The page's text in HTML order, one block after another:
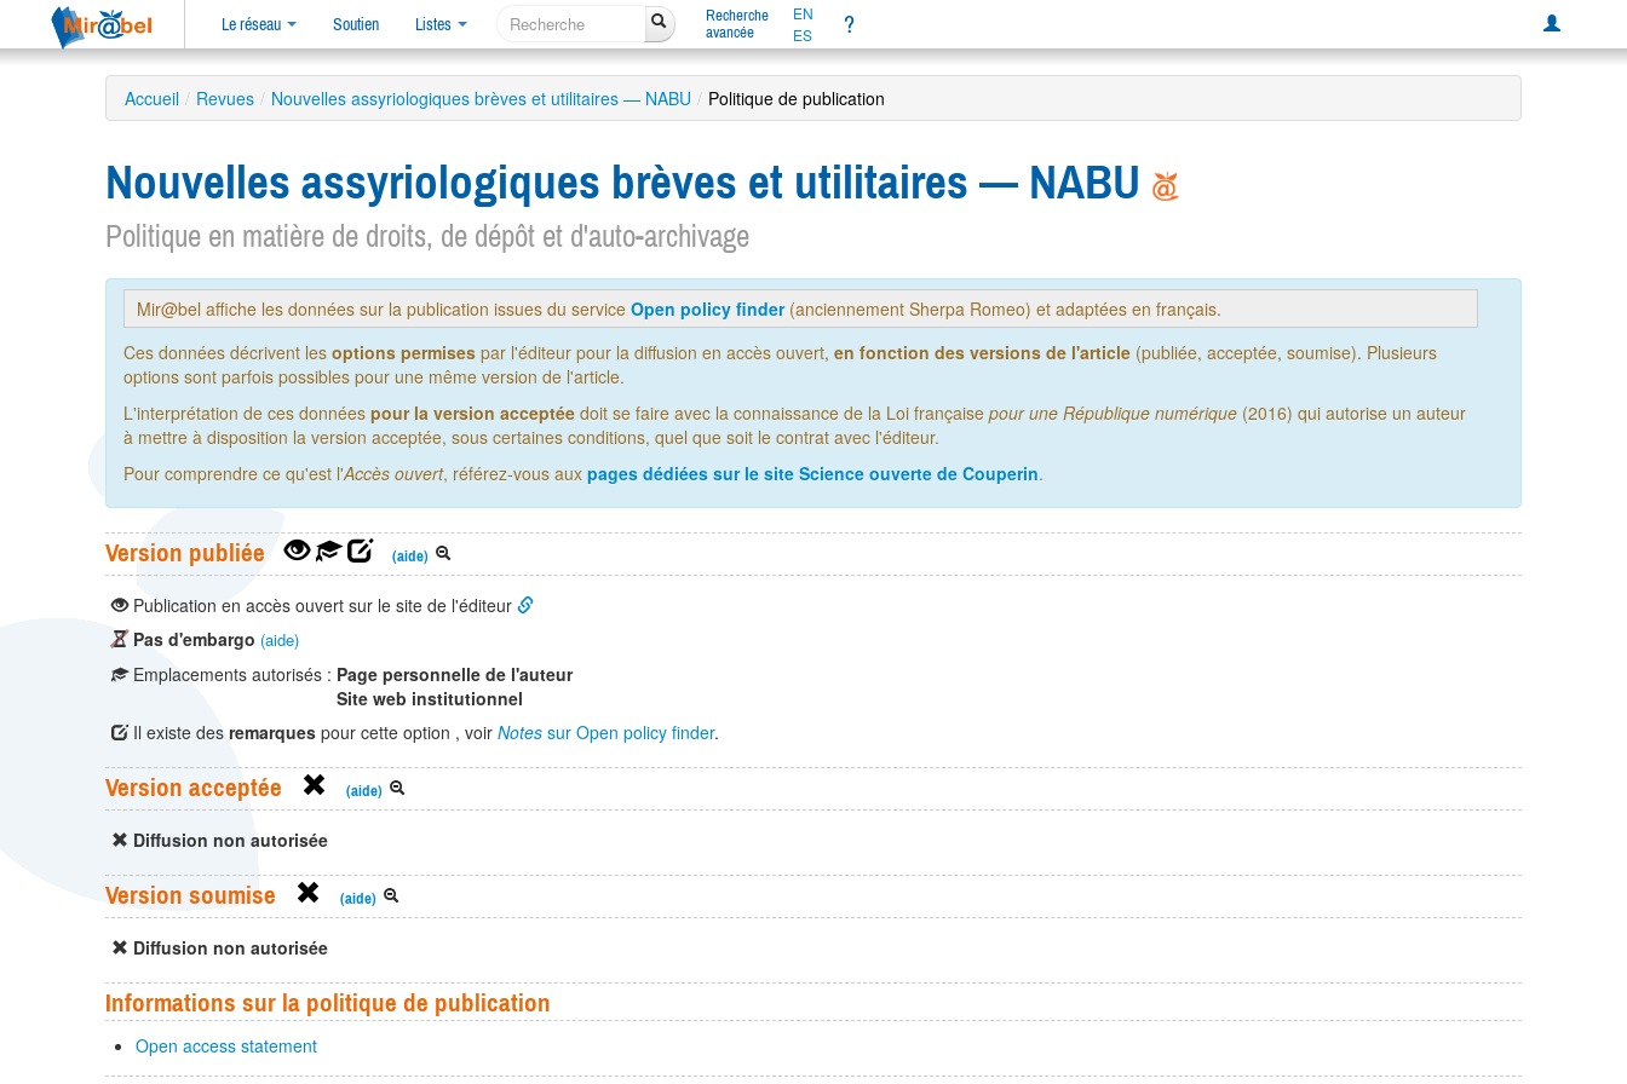
Le réseau Soutien Listes
Recherche
avancée
EN
ES
?
Accueil / Revues / Nouvelles assyriologiques brèves et utilitaires — NABU / Politique de publication
Nouvelles assyriologiques brèves et utilitaires — NABU
Politique en matière de droits, de dépôt et d'auto-archivage
Mir@bel affiche les données sur la publication issues du service Open policy finder(anciennement Sherpa Romeo) et adaptées en français.
Ces données décrivent les options permises par l'éditeur pour la diffusion en accès ouvert, en fonction des versions de l'article (publiée, acceptée, soumise). Plusieurs
options sont parfois possibles pour une même version de l'article.
L'interprétation de ces données pour la version acceptée doit se faire avec la connaissance de la Loi française pour une République numérique (2016) qui autorise un auteur
à mettre à disposition la version acceptée, sous certaines conditions, quel que soit le contrat avec l'éditeur.
Pour comprendre ce qu'est l'Accès ouvert, référez-vous aux pages dédiées sur le site Science ouverte de Couperin.
Version publiée (aide)
Publication en accès ouvert sur le site de l'éditeur
Pas d'embargo (aide)
Emplacements autorisés : Page personnelle de l'auteur
Site web institutionnel
Il existe des remarques pour cette option , voir Notes sur Open policy finder.
Version acceptée (aide)
Diffusion non autorisée
Version soumise (aide)
Diffusion non autorisée
Informations sur la politique de publication
Open access statement